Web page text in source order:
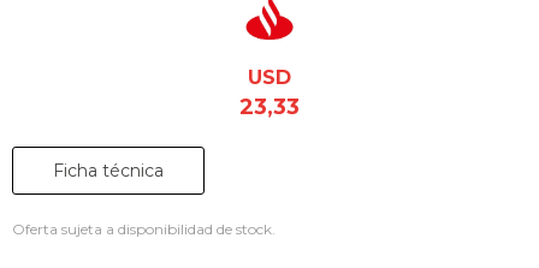
USD
23,33
Ficha técnica
Oferta sujeta a disponibilidad de stock.